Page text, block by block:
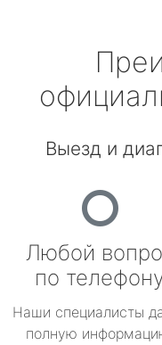
Выезд и
Любой
по
Наши специалисты
полную